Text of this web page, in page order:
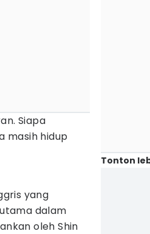
Siapa
masih hidup
yang
dalam
oleh Shin
Tonton